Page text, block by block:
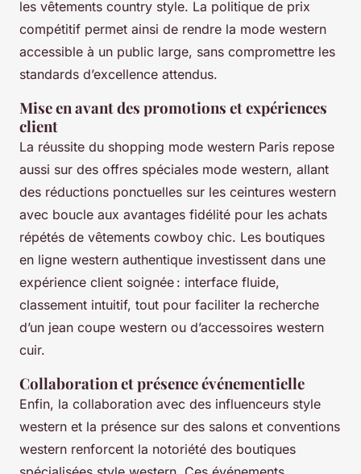
les vêtements country style. La politique de prix
compétitif permet ainsi de rendre la mode western
accessible à un public large, sans compromettre les
standards d’excellence attendus.
Mise en avant des promotions et expériences
client
La réussite du shopping mode western Paris repose
aussi sur des offres spéciales mode western, allant
des réductions ponctuelles sur les ceintures western
avec boucle aux avantages fidélité pour les achats
répétés de vêtements cowboy chic. Les boutiques
en ligne western authentique investissent dans une
expérience client soignée : interface fluide,
classement intuitif, tout pour faciliter la recherche
d’un jean coupe western ou d’accessoires western
cuir.
Collaboration et présence événementielle
Enfin, la collaboration avec des influenceurs style
western et la présence sur des salons et conventions
western renforcent la notoriété des boutiques